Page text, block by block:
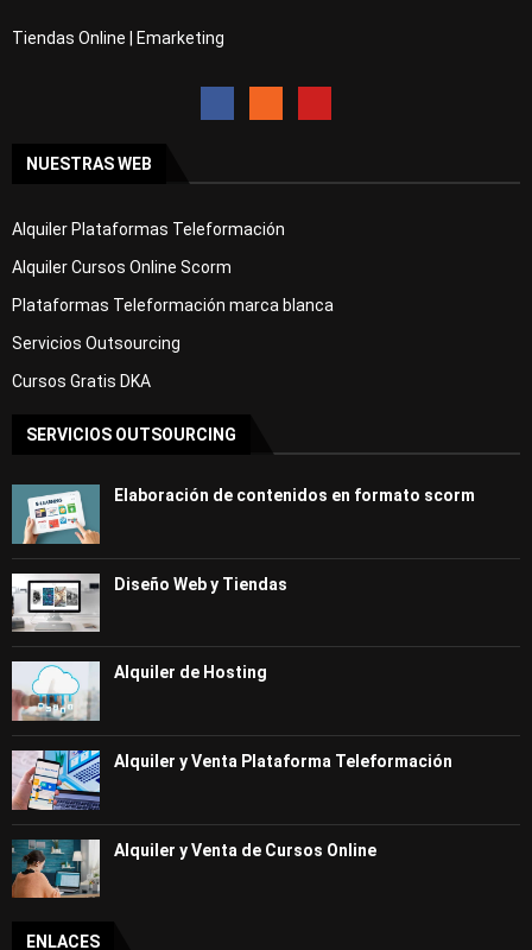
Tiendas Online | Emarketing
NUESTRAS WEB
Alquiler Plataformas Teleformación
Alquiler Cursos Online Scorm
Plataformas Teleformación marca blanca
Servicios Outsourcing
Cursos Gratis DKA
SERVICIOS OUTSOURCING
Elaboración de contenidos en formato scorm
Diseño Web y Tiendas
Alquiler de Hosting
Alquiler y Venta Plataforma Teleformación
Alquiler y Venta de Cursos Online
ENLACES